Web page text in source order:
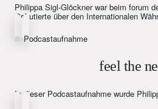
Philippa Sigl-Glöckner war beim forum
diskutierte über den Internationalen
Podcastaufnahme
feel the
In dieser Podcastaufnahme wurde